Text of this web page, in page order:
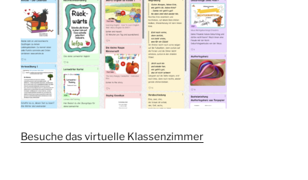
Besuche das virtuelle Klassenzimmer